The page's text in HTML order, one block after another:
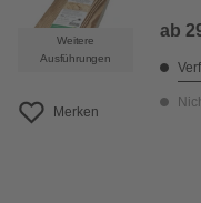
Weitere
Ausführungen
Merken
ab